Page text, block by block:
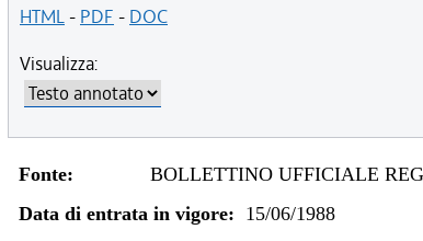
HTML- PDF - DOC
Visualizza:
Fonte:
BOLLETTINO UFFICIALE
Data di entrata in vigore: 15/06/1988